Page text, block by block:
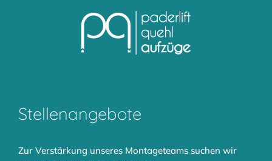
Stellenangebote
Zur Verstärkung unseres Montageteams suchen wir